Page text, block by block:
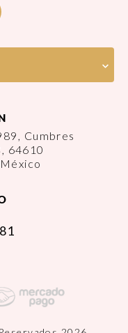
Cumbres
64610